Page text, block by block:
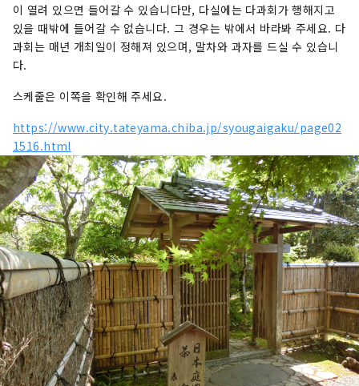
이 열려 있으면 들어갈 수 있습니다만, 다실에는 다과회가 행해지고
있을 때밖에 들어갈 수 없습니다. 그 경우는 밖에서 바라봐 주세요. 다
과회는 매년 개최일이 정해져 있으며, 말차와 과자를 드실 수 있습니
다.
스케줄은 이쪽을 확인해 주세요.
https://www.city.tateyama.chiba.jp/syougaigaku/page02
1516.html